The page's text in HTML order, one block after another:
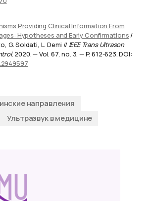
Providing Clinical Information From
Hypotheses and Early Confirmations /
G. Soldati, L. Demi // IEEE Trans Ultrason
. 2020. — Vol. 67, no. 3. — P. 612-623. DOI:
направления
Ультразвук в медицине